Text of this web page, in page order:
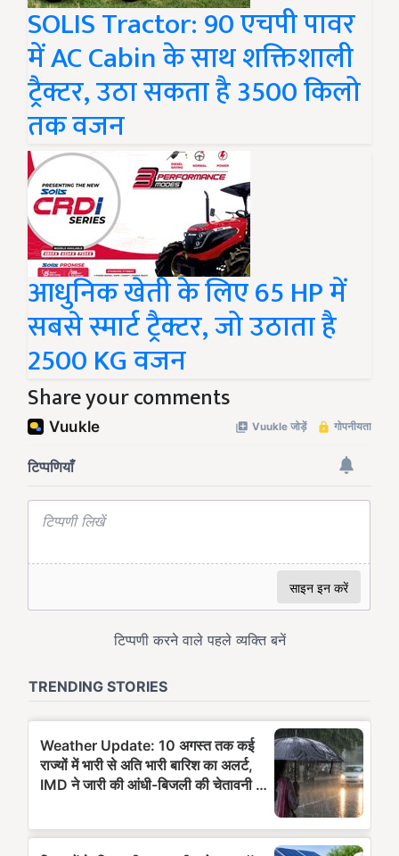
SOLIS Tractor: 90 एचपी पावर
में AC Cabin के साथ शक्तिशाली
ट्रैक्टर, उठा सकता है 3500 किलो
तक वजन
आधुनिक खेती के लिए 65 HP में
सबसे स्मार्ट ट्रैक्टर, जो उठाता है
2500 KG वजन
Share your comments